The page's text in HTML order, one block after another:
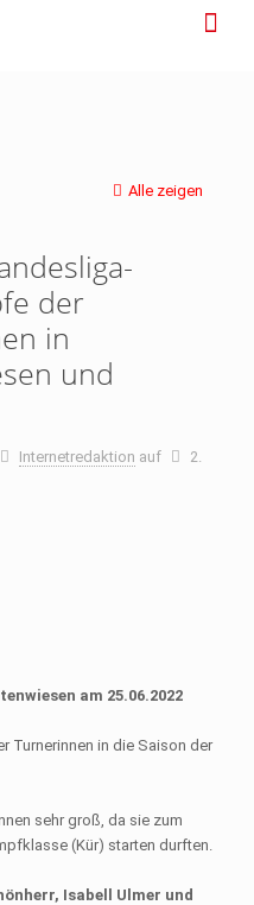
Alle zeigen
der
in
und
Internetredaktion auf
2.
am 25.06.2022
Turnerinnen in die Saison der
sehr groß, da sie zum
(Kür) starten durften.
Isabell Ulmer und